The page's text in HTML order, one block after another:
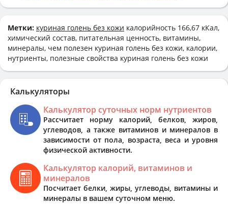
Метки: куриная голень без кожи калорийность 166,67 кКал,
химический состав, питательная ценность, витамины,
минералы, чем полезен куриная голень без кожи, калории,
нутриенты, полезные свойства куриная голень без кожи
Калькуляторы
Калькулятор суточных норм нутриентов
Рассчитает норму калорий, белков, жиров,
углеводов, а также витаминов и минералов в
зависимости от пола, возраста, веса и уровня
физической активности.
Калькулятор калорий, витаминов и
минералов
Посчитает белки, жиры, углеводы, витамины и
минералы в вашем суточном меню.